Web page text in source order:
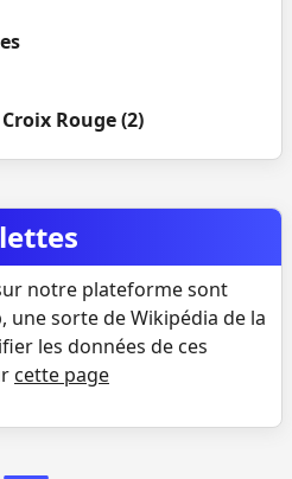
Rouge (2)
notre plateforme sont
une sorte de Wikipédia de la
les données de ces
cette page